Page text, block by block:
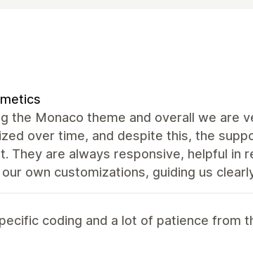
the Monaco theme and overall we are
over time, and despite this, the
They are always responsive, helpful in
own customizations, guiding us
coding and a lot of patience from